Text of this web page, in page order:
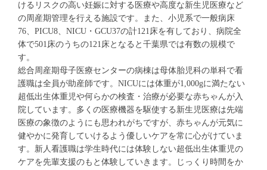
けるリスクの高い妊娠に対する医療や高度な新生児医療など
の周産期管理を行える施設です。また、小児系で一般病床
76、PICU8、NICU・GCU37の計121床を有しており、病院全
体で501床のうちの121床となると千葉県では有数の規模で
す。
総合周産期母子医療センターの病棟は母体胎児科の単科で看
護職は全員が助産師です。NICUには体重が1,000gに満たない
超低出生体重児や何らかの検査・治療が必要な赤ちゃんが入
院しています。多くの医療機器を駆使する新生児医療は先端
医療の象徴のようにも思われがちですが、赤ちゃんが元気に
健やかに発育していけるよう優しいケアを常に心がけていま
す。新人看護職は学生時代には体験しない超低出生体重児の
ケアを先輩支援のもと体験していきます。じっくり時間をか